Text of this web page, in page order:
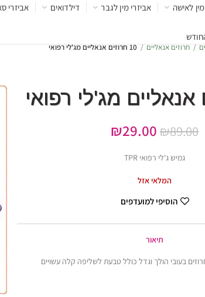
לאישה אביזרי מין לגבר דילדואים אביזרי
חרוזים אנאליים 10 חרוזים אנאליים מג'לי רפואי
₪89.00
₪29.00
גמיש ג'לי רפואי TPR
המלאי אזל
הוסיפי למועדפים
תיאור
אנאליים הכוללים 10 חרוזים בעובי הולך וגדל כולל טבעת לשליפה קלה עשויים